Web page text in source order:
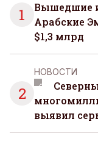
1
Вышедшие
Арабские
$1,3 млрд
2
НОВОСТИ
выявил